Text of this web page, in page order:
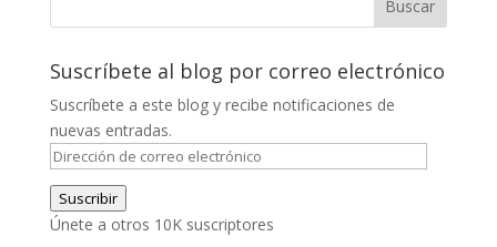
Suscríbete al blog por correo electrónico
Suscríbete a este blog y recibe notificaciones de
nuevas entradas.
Dirección
de
correo
electrónico
Suscribir
Únete a otros 10K suscriptores